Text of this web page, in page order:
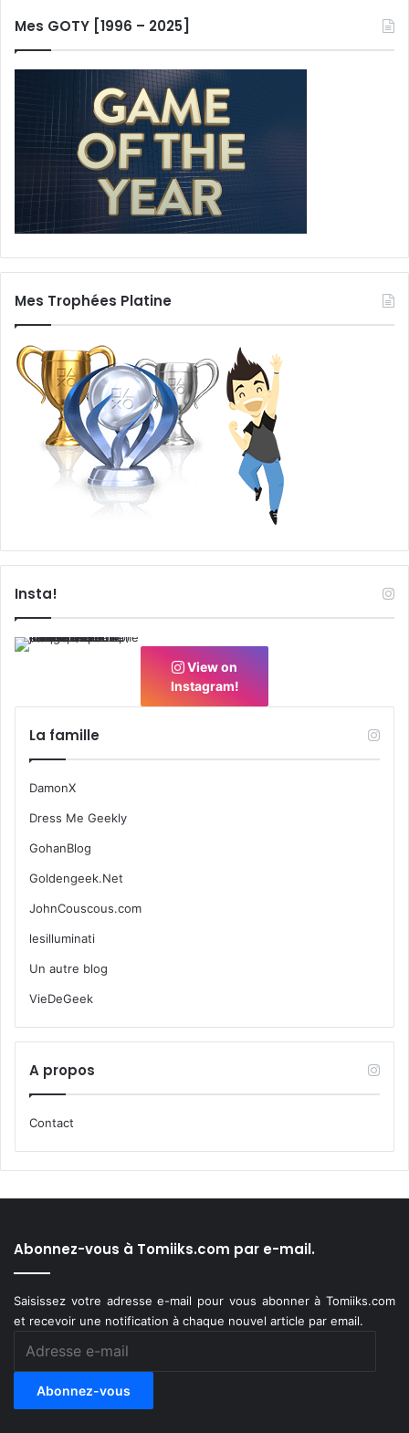
Mes GOTY [1996 – 2025]
Mes Trophées Platine
Insta!
View on
Instagram!
La famille
DamonX
Dress Me Geekly
GohanBlog
Goldengeek.Net
JohnCouscous.com
lesilluminati
Un autre blog
VieDeGeek
A propos
Contact
Abonnez-vous à Tomiiks.com par e-mail.
Saisissez votre adresse e-mail pour vous abonner à Tomiiks.com
et recevoir une notification à chaque nouvel article par email.
Abonnez-vous